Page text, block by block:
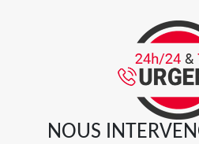
NOUS